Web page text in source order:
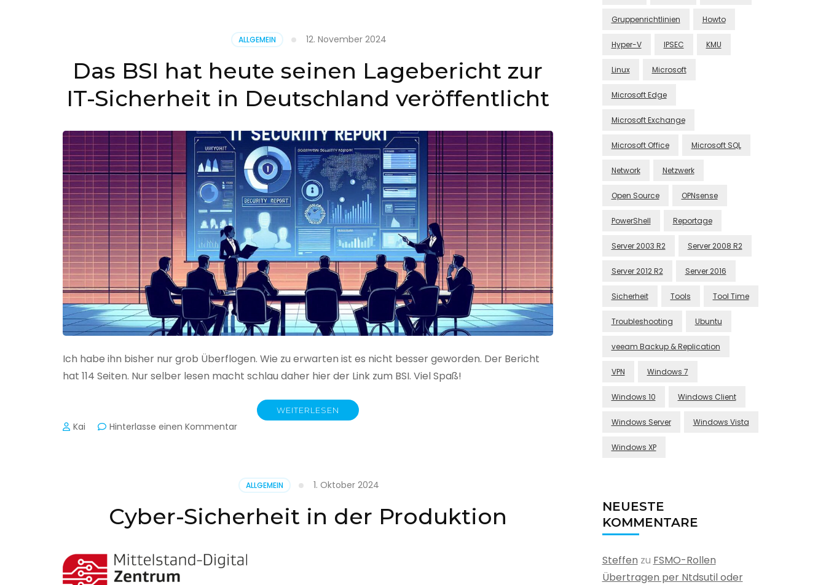
Benutzer
aus
erstellen
ALLGEMEIN 12. November 2024
Das BSI hat heute seinen Lagebericht zur
IT-Sicherheit in Deutschland veröffentlicht
Ich habe ihn bisher nur grob Überflogen. Wie zu erwarten ist es nicht besser geworden. Der Bericht
hat 114 Seiten. Nur selber lesen macht schlau daher hier der Link zum BSI. Viel Spaß!
WEITERLESEN
Kai Hinterlasse einen Kommentarzu
heute
seinen
zur
in
Deutschland
ALLGEMEIN 1. Oktober 2024
Cyber-Sicherheit in der Produktion
Gruppenrichtlinien Howto
Hyper-V IPSEC KMU
Linux Microsoft
Microsoft Edge
Microsoft Exchange
Microsoft Office Microsoft SQL
Network Netzwerk
Open Source OPNsense
PowerShell Reportage
Server 2003 R2 Server 2008 R2
Server 2012 R2 Server 2016
Sicherheit Tools Tool Time
Troubleshooting Ubuntu
veeam Backup & Replication
VPN Windows 7
Windows 10 Windows Client
Windows Server Windows Vista
Windows XP
NEUESTE
KOMMENTARE
Steffen zu FSMO-Rollen
Übertragen per Ntdsutil oder